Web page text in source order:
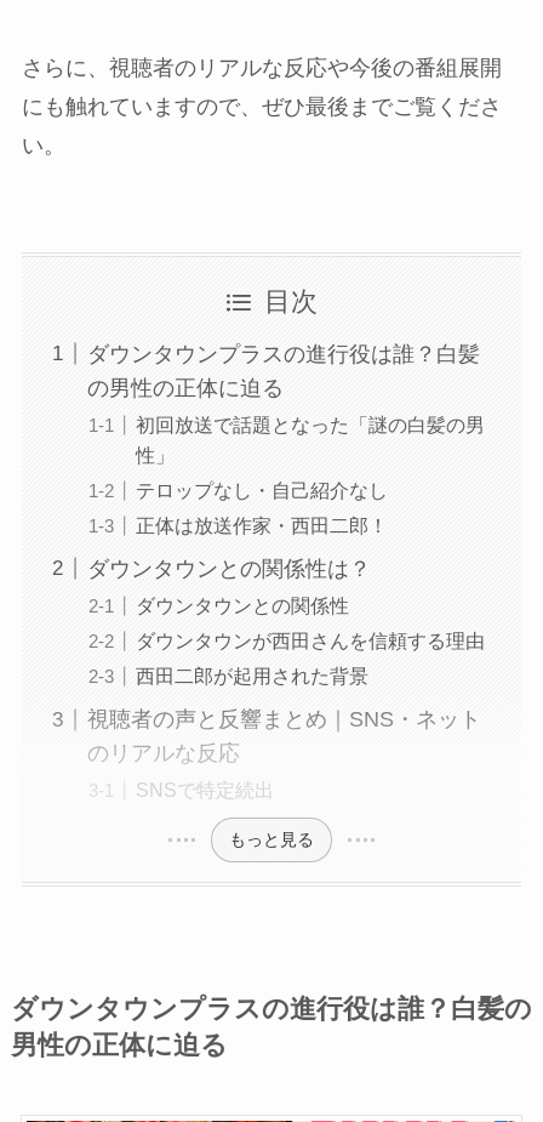
さらに、視聴者のリアルな反応や今後の番組展開
にも触れていますので、ぜひ最後までご覧くださ
い。
目次
ダウンタウンプラスの進行役は誰？白髪
の男性の正体に迫る
初回放送で話題となった「謎の白髪の男
性」
テロップなし・自己紹介なし
正体は放送作家・西田二郎！
ダウンタウンとの関係性は？
ダウンタウンとの関係性
ダウンタウンが西田さんを信頼する理由
西田二郎が起用された背景
視聴者の声と反響まとめ｜SNS・ネット
のリアルな反応
SNSで特定続出
もっと見る
ダウンタウンプラスの進行役は誰？白髪の
男性の正体に迫る